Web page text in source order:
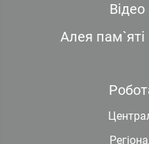
Відео
Алея пам`яті